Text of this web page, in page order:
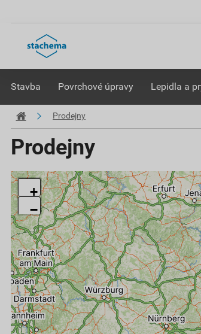
Stavba Povrchové úpravy Lepidla a
Prodejny
Prodejny
+
−